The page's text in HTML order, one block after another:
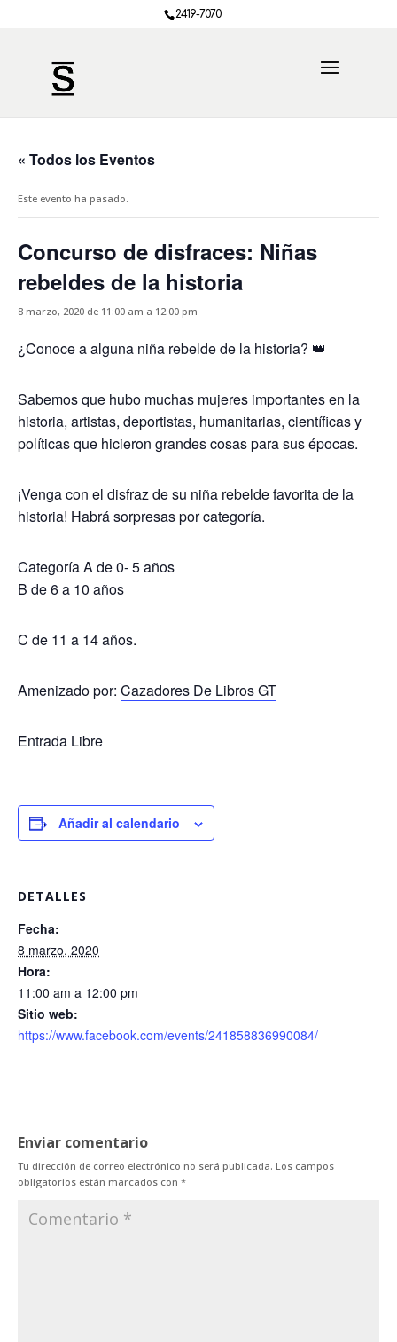
2419-7070
« Todos los Eventos
Este evento ha pasado.
Concurso de disfraces: Niñas
rebeldes de la historia
8 marzo, 2020 de 11:00 am a 12:00 pm
¿Conoce a alguna niña rebelde de la historia? 👑
Sabemos que hubo muchas mujeres importantes en la
historia, artistas, deportistas, humanitarias, científicas y
políticas que hicieron grandes cosas para sus épocas.
¡Venga con el disfraz de su niña rebelde favorita de la
historia! Habrá sorpresas por categoría.
Categoría A de 0- 5 años
B de 6 a 10 años
C de 11 a 14 años.
Amenizado por: Cazadores De Libros GT
Entrada Libre
Añadir al calendario
DETALLES
Fecha:
8 marzo, 2020
Hora:
11:00 am a 12:00 pm
Sitio web:
https://www.facebook.com/events/241858836990084/
Enviar comentario
Tu dirección de correo electrónico no será publicada. Los campos
obligatorios están marcados con *